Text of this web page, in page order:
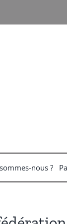
nous ?